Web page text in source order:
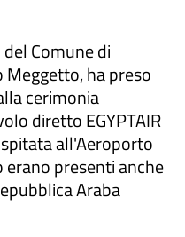
Comune di
Meggetto, ha preso
cerimonia
diretto EGYPTAIR
all'Aeroporto
presenti anche
Araba